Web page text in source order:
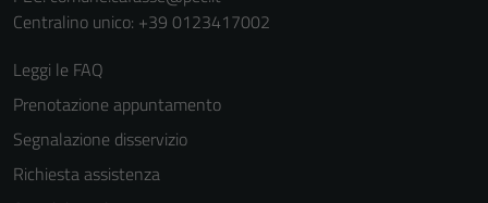
Centralino unico: +39 0123417002
Leggi le FAQ
Prenotazione appuntamento
Segnalazione disservizio
Richiesta assistenza